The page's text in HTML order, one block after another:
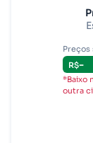
Salvador -
R$-
*Baixo
outra